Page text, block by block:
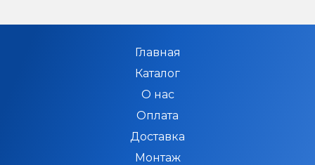
Главная
Каталог
О нас
Оплата
Доставка
Монтаж